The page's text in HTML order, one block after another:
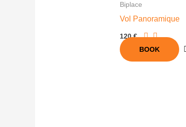
Biplace
Vol Panoramique
120 €
BOOK